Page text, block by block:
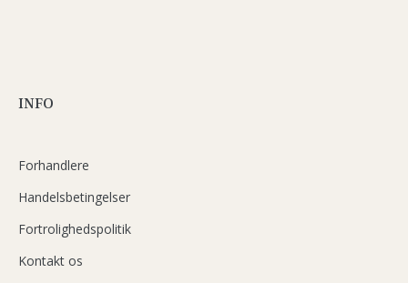
INFO
Forhandlere
Handelsbetingelser
Fortrolighedspolitik
Kontakt os